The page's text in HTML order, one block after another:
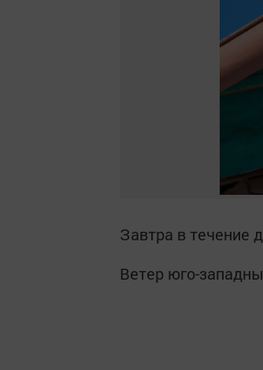
Завтра в течение
Ветер юго-